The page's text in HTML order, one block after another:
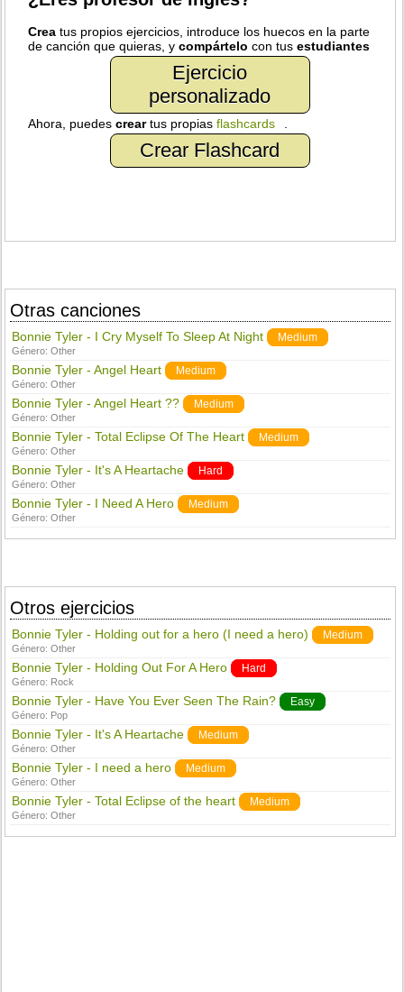
Crea tus propios ejercicios, introduce los huecos en la parte
de canción que quieras, ycompártelo con tusestudiantes
Ejercicio
personalizado
Ahora, puedescreartus propiasflashcards
Crear Flashcard
Otras canciones
Bonnie Tyler - I Cry Myself To Sleep At Night Medium
Género:Other
Bonnie Tyler - Angel Heart Medium
Género:Other
Bonnie Tyler - Angel Heart ?? Medium
Género:Other
Bonnie Tyler - Total Eclipse Of The Heart Medium
Género:Other
Bonnie Tyler - It's A Heartache Hard
Género:Other
Bonnie Tyler - I Need A Hero Medium
Género:Other
Otros ejercicios
Bonnie Tyler - Holding out for a hero (I need a hero) Medium
Género:Other
Bonnie Tyler - Holding Out For A Hero Hard
Género: Rock
Bonnie Tyler - Have You Ever Seen The Rain? Easy
Género: Pop
Bonnie Tyler - It's A Heartache Medium
Género:Other
Bonnie Tyler - I need a hero Medium
Género:Other
Bonnie Tyler - Total Eclipse of the heart Medium
Género:Other